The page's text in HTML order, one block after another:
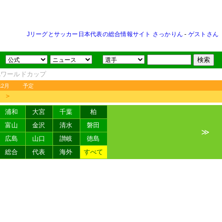
Jリーグとサッカー日本代表の総合情報サイト さっかりん - ゲストさん
ールドカップ
月 予定
＞
浦和 大宮 千葉
柏
富山 金沢 清水
磐田
広島 山口 讃岐
徳島
総合 代表 海外 すべて
≫